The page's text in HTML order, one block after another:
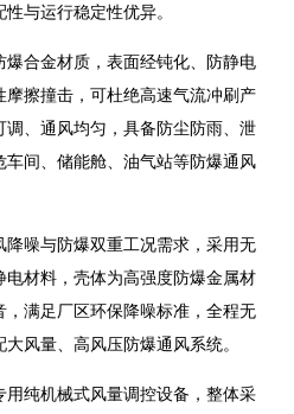
与运行稳定性优异。
爆合金材质，表面经钝化、防静电
擦撞击，可杜绝高速气流冲刷产
、通风均匀，具备防尘防雨、泄
间、储能舱、油气站等防爆通风
降噪与防爆双重工况需求，采用无
材料，壳体为高强度防爆金属材
满足厂区环保降噪标准，全程无
风量、高风压防爆通风系统。
用纯机械式风量调控设备，整体采